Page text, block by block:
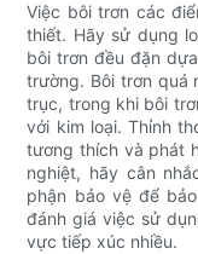
Việc bôi trơn các
thiết. Hãy sử dụng
bôi trơn đều đặn
trường. Bôi trơn quá
trục, trong khi bôi
với kim loại. Thỉnh
tương thích và phát
nghiệt, hãy cân
phận bảo vệ để
đánh giá việc sử
vực tiếp xúc nhiều.